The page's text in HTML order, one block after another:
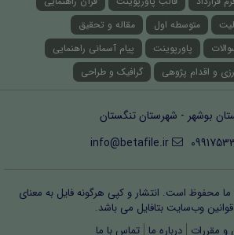
متوسطه اول
مقاله و تحقیق
پاورپوینت
پیام آسمانی راهنمایی
و اقدام پژوهی گرافیک و طراحی
بوشهر - شهرستان تنگستان
info@betafile.ir
محفوظ است. انتشار و کپی هرگونه فایل‌ به معنای
وب‌سایت بتافایل می باشد.
و مقررات درباره ما تماس با ما